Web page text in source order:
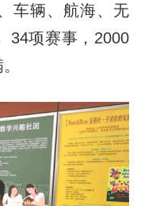
辆、航海、无
34项赛事，2000